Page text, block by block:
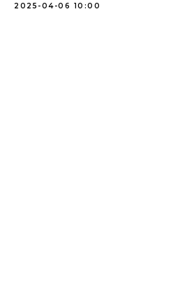
2025-04-06 10:00